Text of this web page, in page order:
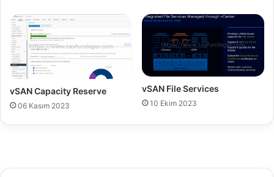
I
n
s
t
a
l
a
t
r
S
e
r
v
r
6
.
vSAN Capacity Reserve
06 Kasım 2023
vSAN File Services
10 Ekim 2023